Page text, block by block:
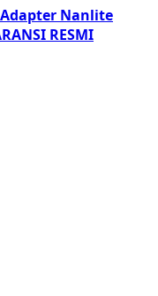
Adapter Nanlite
RESMI